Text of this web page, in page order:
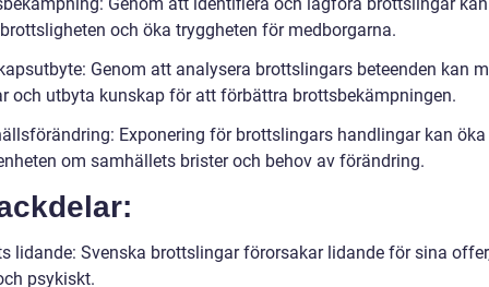
och öka tryggheten för medborgarna.
Genom att analysera brottslingars beteenden kan
och utbyta kunskap för att förbättra brottsbekämpningen.
Exponering för brottslingars handlingar kan öka
om samhällets brister och behov av förändring.
lidande: Svenska brottslingar förorsakar lidande för sina
psykiskt.